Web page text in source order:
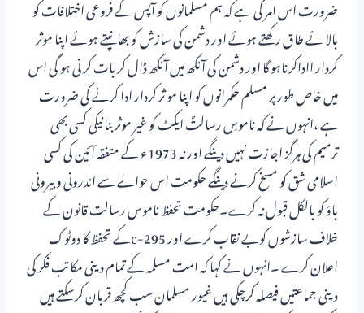
ضرورت اس امر کی ہے کہ ہم مسلمانوں کو آپس کے فروعی اختلافات کو
بالا ئے طاق رکھتے ہوئے اور دشمن کی سازش کو بھانپتے ہوئے اپنا موثر
کردار ااداکرناہو گا اور دشمن کی آنکھ میں آنکھ ڈال کر بات کر نی ہو گی اس
میں خاص طور پر مسلم حکمرانوں کو اپنا مو ثر کردار ادا کرنے کی ضرورت
ہے ،انہوں نے کہ ناموسِ رسالتؐ ایکٹ کو غیر موثر بنانیکی کسی بھی
ترمیم کی ہرگز اجازت نہیں دینگے اور نہ 1973ء کے متفقہ آئین کی کسی
اسلامی شق کو مسخ کرنے دینگے حکومت اس حوالے سے اندرونی و بیرونی
باؤ کو بالکل قبول نہ کرے۔حکومت تحفظ ناموس رسالت قانون کے
خلاف سازشوں کوبے نقاب کرے اور 295-cکے تحفظ کا دوٹوک
اعلان کرے ۔انہوں نے کہا کہ امت مسلمہ کے تمام دینی مکاتب فکر کی
دینی جماعتیں فیصلہ کرچکی ہیں غیور مسلمان سب کچھ قربان کرسکتے ہیں